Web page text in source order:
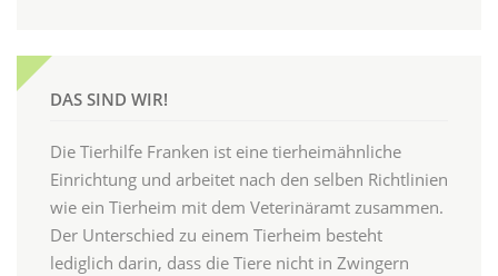
DAS SIND WIR!
Die Tierhilfe Franken ist eine tierheimähnliche
Einrichtung und arbeitet nach den selben Richtlinien
wie ein Tierheim mit dem Veterinäramt zusammen.
Der Unterschied zu einem Tierheim besteht
lediglich darin, dass die Tiere nicht in Zwingern